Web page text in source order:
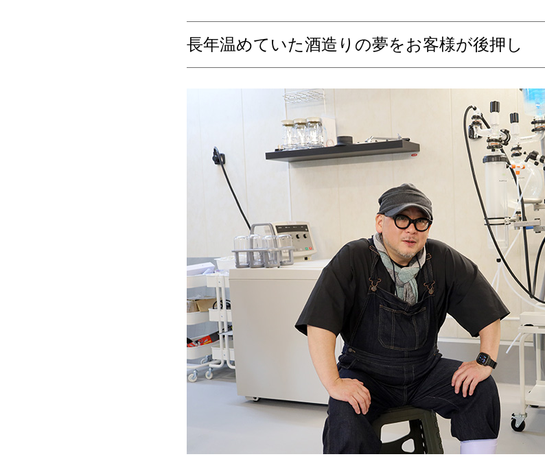
長年温めていた酒造りの夢をお客様が後押し